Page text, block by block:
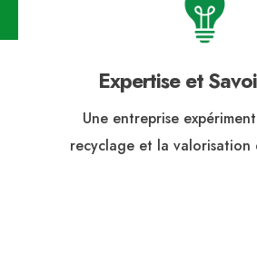
Expertise et
Une entreprise
recyclage et la valorisation